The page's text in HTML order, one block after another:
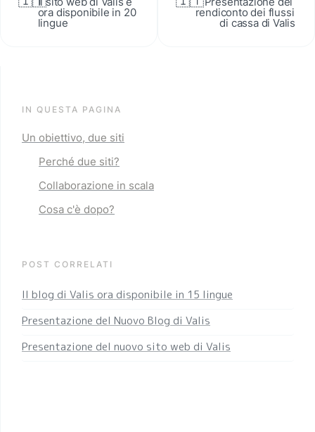
ora disponibile in 20
lingue
rendiconto dei flussi
di cassa di Valis
IN QUESTA PAGINA
Un obiettivo, due siti
Perché due siti?
Collaborazione in scala
Cosa c'è dopo?
POST CORRELATI
Il blog di Valis ora disponibile in 15 lingue
Presentazione del Nuovo Blog di Valis
Presentazione del nuovo sito web di Valis